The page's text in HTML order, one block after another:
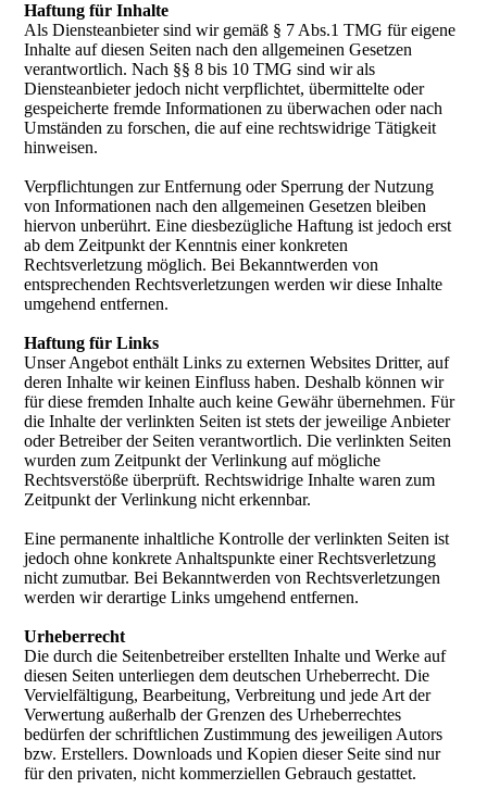
Haftung für Inhalte
Als Diensteanbieter sind wir gemäß § 7 Abs.1 TMG für eigene
Inhalte auf diesen Seiten nach den allgemeinen Gesetzen
verantwortlich. Nach §§ 8 bis 10 TMG sind wir als
Diensteanbieter jedoch nicht verpflichtet, übermittelte oder
gespeicherte fremde Informationen zu überwachen oder nach
Umständen zu forschen, die auf eine rechtswidrige Tätigkeit
hinweisen.
Verpflichtungen zur Entfernung oder Sperrung der Nutzung
von Informationen nach den allgemeinen Gesetzen bleiben
hiervon unberührt. Eine diesbezügliche Haftung ist jedoch erst
ab dem Zeitpunkt der Kenntnis einer konkreten
Rechtsverletzung möglich. Bei Bekanntwerden von
entsprechenden Rechtsverletzungen werden wir diese Inhalte
umgehend entfernen.
Haftung für Links
Unser Angebot enthält Links zu externen Websites Dritter, auf
deren Inhalte wir keinen Einfluss haben. Deshalb können wir
für diese fremden Inhalte auch keine Gewähr übernehmen. Für
die Inhalte der verlinkten Seiten ist stets der jeweilige Anbieter
oder Betreiber der Seiten verantwortlich. Die verlinkten Seiten
wurden zum Zeitpunkt der Verlinkung auf mögliche
Rechtsverstöße überprüft. Rechtswidrige Inhalte waren zum
Zeitpunkt der Verlinkung nicht erkennbar.
Eine permanente inhaltliche Kontrolle der verlinkten Seiten ist
jedoch ohne konkrete Anhaltspunkte einer Rechtsverletzung
nicht zumutbar. Bei Bekanntwerden von Rechtsverletzungen
werden wir derartige Links umgehend entfernen.
Urheberrecht
Die durch die Seitenbetreiber erstellten Inhalte und Werke auf
diesen Seiten unterliegen dem deutschen Urheberrecht. Die
Vervielfältigung, Bearbeitung, Verbreitung und jede Art der
Verwertung außerhalb der Grenzen des Urheberrechtes
bedürfen der schriftlichen Zustimmung des jeweiligen Autors
bzw. Erstellers. Downloads und Kopien dieser Seite sind nur
für den privaten, nicht kommerziellen Gebrauch gestattet.